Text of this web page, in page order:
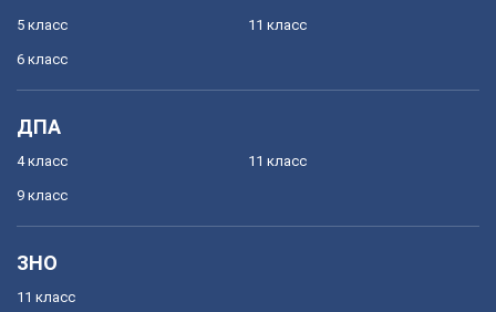
5 класс
6 класс
11 класс
ДПА
4 класс
9 класс
11 класс
ЗНО
11 класс